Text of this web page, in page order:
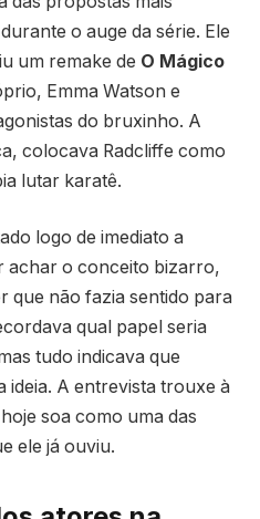
o auge da série. Ele
um remake de O Mágico
Emma Watson e
do bruxinho. A
colocava Radcliffe como
lutar karatê.
logo de imediato a
achar o conceito bizarro,
que não fazia sentido para
qual papel seria
tudo indicava que
ideia. A entrevista trouxe à
soa como uma das
ele já ouviu.